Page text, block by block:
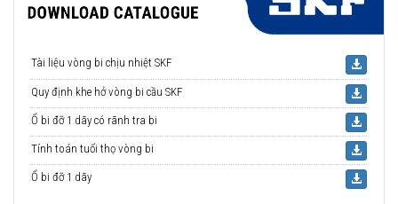
Tài liệu vòng bi chịu nhiệt SKF
Quy định khe hở vòng bi cầu SKF
Ổ bi đỡ 1 dãy có rãnh tra bi
Tính toán tuổi thọ vòng bi
Ổ bi đỡ 1 dãy